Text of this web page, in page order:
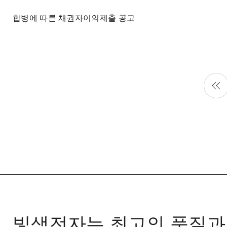
합병에 따른 채권자이의제출 공고